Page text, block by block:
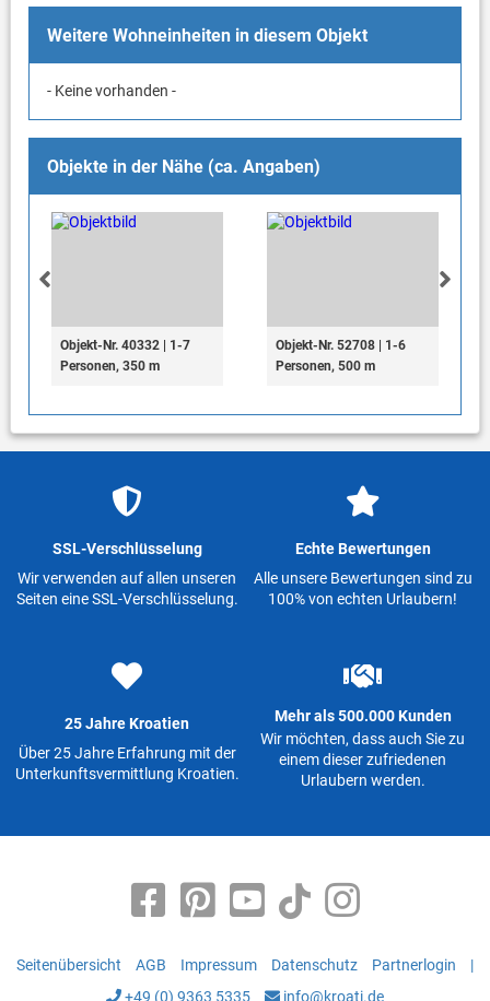
Weitere Wohneinheiten in diesem Objekt
- Keine vorhanden -
Objekte in der Nähe (ca. Angaben)
Objekt-Nr. 40332 | 1-7
Personen, 350 m
Objekt-Nr. 52708 | 1-6
Personen, 500 m
SSL-Verschlüsselung
Wir verwenden auf allen unseren
Seiten eine SSL-Verschlüsselung.
Echte Bewertungen
Alle unsere Bewertungen sind zu
100% von echten Urlaubern!
25 Jahre Kroatien
Über 25 Jahre Erfahrung mit der
Unterkunftsvermittlung Kroatien.
Mehr als 500.000 Kunden
Wir möchten, dass auch Sie zu
einem dieser zufriedenen
Urlaubern werden.
Seitenübersicht AGB Impressum Datenschutz Partnerlogin
|
+49 (0) 9363 5335
info@kroati.de